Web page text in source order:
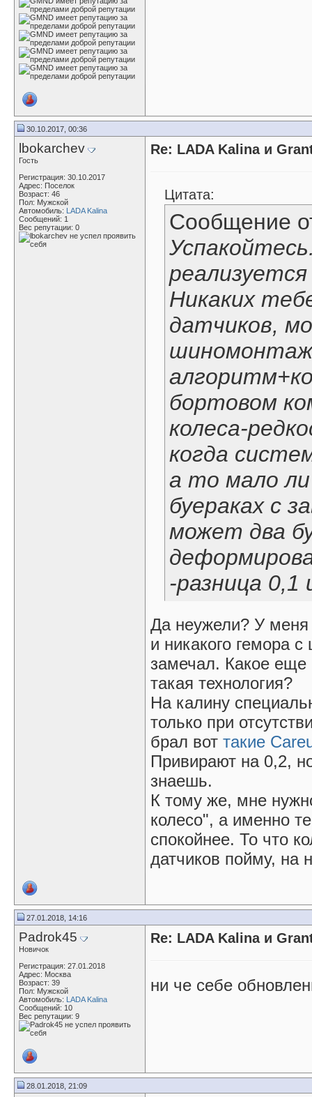
30.10.2017, 00:36
lbokarchev
Гость
Регистрация: 30.10.2017
Адрес: Поселок
Возраст: 46
Пол: Мужской
Автомобиль: LADA Kalina
Сообщений: 1
Вес репутации: 0
Re: LADA Kalina и
Цитата:
Сообщение
Никаких
датчиков,
бортовом
колеса-
когда
а то мало
буераках с
может два
-разница 0,1
Да неужели? У меня
и никакого гемора
замечал. Какое
такая технология?
На калину
только при
брал вот такие
Привирают на 0,2,
знаешь.
К тому же, мне
колесо", а именно
спокойнее. То что
датчиков пойму, на
27.01.2018, 14:16
Padrok45
Новичок
Регистрация: 27.01.2018
Адрес: Москва
Возраст: 39
Пол: Мужской
Автомобиль: LADA Kalina
Сообщений: 10
Вес репутации: 9
Re: LADA Kalina и
ни че себе
28.01.2018, 21:09